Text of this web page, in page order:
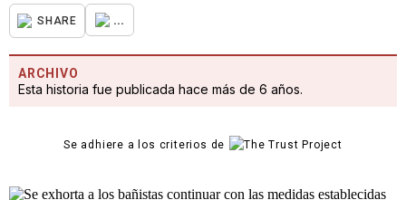
SHARE ...
ARCHIVO
Esta historia fue publicada hace más de 6 años.
Se adhiere a los criterios de